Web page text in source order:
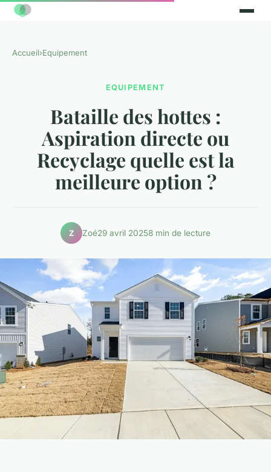
Accueil›Equipement
EQUIPEMENT
Bataille des hottes :
Aspiration directe ou
Recyclage quelle est la
meilleure option ?
Z Zoé29 avril 20258 min de lecture